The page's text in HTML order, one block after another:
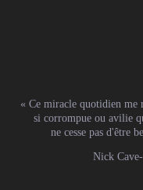
« Ce miracle quotidien me
si corrompue ou avilie
ne cesse pas d'être
Nick